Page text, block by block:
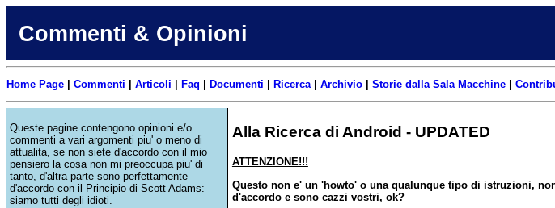
Commenti & Opinioni
Home Page Commenti Articoli Faq Documenti Ricerca Archivio Storie dalla Sala Macchine
Queste pagine contengono opinioni e/o
commenti a vari argomenti piu' o meno di
attualita, se non siete d'accordo con il mio
pensiero la cosa non mi preoccupa piu' di
tanto, d'altra parte sono perfettamente
d'accordo con il Principio di Scott Adams:
siamo tutti degli idioti.
Alla Ricerca di Android - UPDATED
ATTENZIONE!!!
Questo non e' un 'howto' o una qualunque tipo di istruzioni,
d'accordo e sono cazzi vostri, ok?